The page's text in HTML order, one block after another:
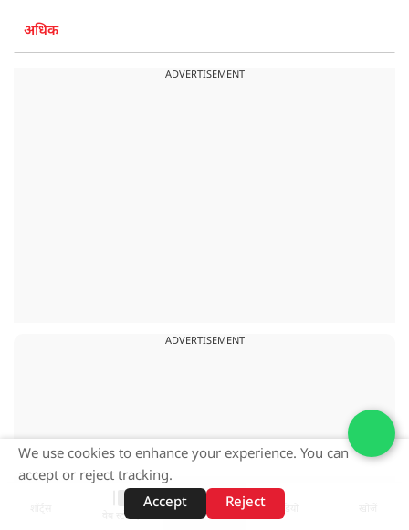
अधिक
ADVERTISEMENT
ADVERTISEMENT
वेब स्टोरीज़
We use cookies to enhance your experience. You can
accept or reject tracking.
Accept
Reject